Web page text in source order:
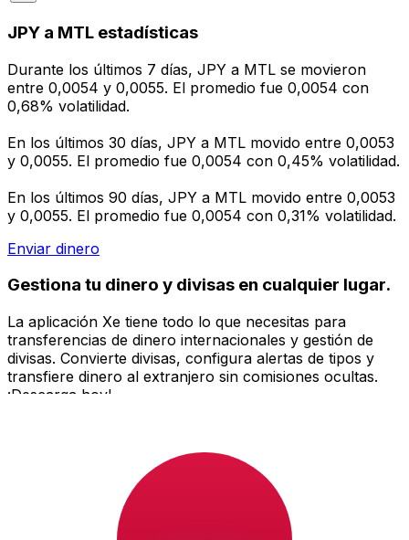
JPY a MTL estadísticas
Durante los últimos 7 días, JPY a MTL se movieron
entre 0,0054 y 0,0055. El promedio fue 0,0054 con
0,68% volatilidad.
En los últimos 30 días, JPY a MTL movido entre 0,0053
y 0,0055. El promedio fue 0,0054 con 0,45% volatilidad.
En los últimos 90 días, JPY a MTL movido entre 0,0053
y 0,0055. El promedio fue 0,0054 con 0,31% volatilidad.
Enviar dinero
Gestiona tu dinero y divisas en cualquier lugar.
La aplicación Xe tiene todo lo que necesitas para
transferencias de dinero internacionales y gestión de
divisas. Convierte divisas, configura alertas de tipos y
transfiere dinero al extranjero sin comisiones ocultas.
¡Descarga hoy!